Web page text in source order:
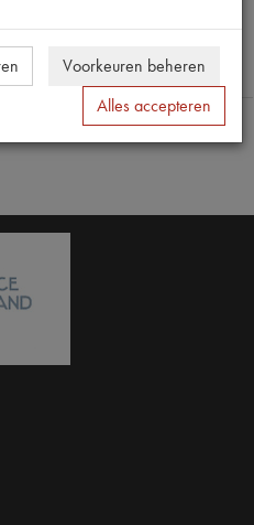
Voorkeuren beheren
Alles accepteren